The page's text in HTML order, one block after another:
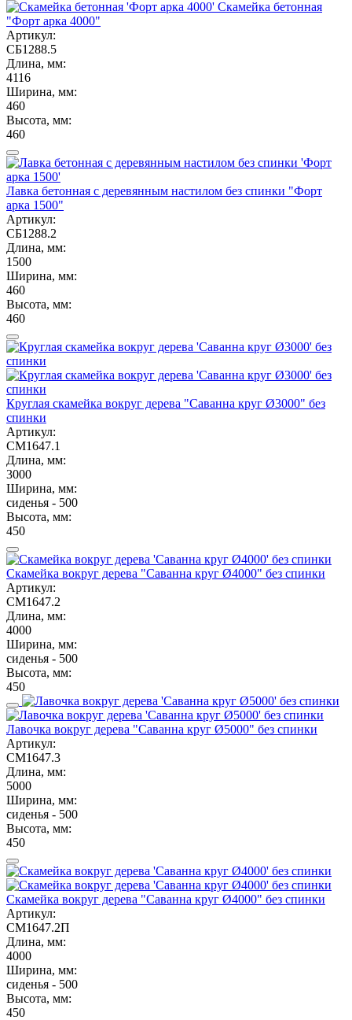
Скамейка бетонная
"Форт арка 4000"
Артикул:
СБ1288.5
Длина, мм:
4116
Ширина, мм:
460
Высота, мм:
460
Лавка бетонная с деревянным настилом без спинки "Форт
арка 1500"
Артикул:
СБ1288.2
Длина, мм:
1500
Ширина, мм:
460
Высота, мм:
460
Круглая скамейка вокруг дерева "Саванна круг Ø3000" без
спинки
Артикул:
СМ1647.1
Длина, мм:
3000
Ширина, мм:
сиденья - 500
Высота, мм:
450
Скамейка вокруг дерева "Саванна круг Ø4000" без спинки
Артикул:
СМ1647.2
Длина, мм:
4000
Ширина, мм:
сиденья - 500
Высота, мм:
450
Лавочка вокруг дерева "Саванна круг Ø5000" без спинки
Артикул:
СМ1647.3
Длина, мм:
5000
Ширина, мм:
сиденья - 500
Высота, мм:
450
Скамейка вокруг дерева "Саванна круг Ø4000" без спинки
Артикул:
СМ1647.2П
Длина, мм:
4000
Ширина, мм:
сиденья - 500
Высота, мм:
450